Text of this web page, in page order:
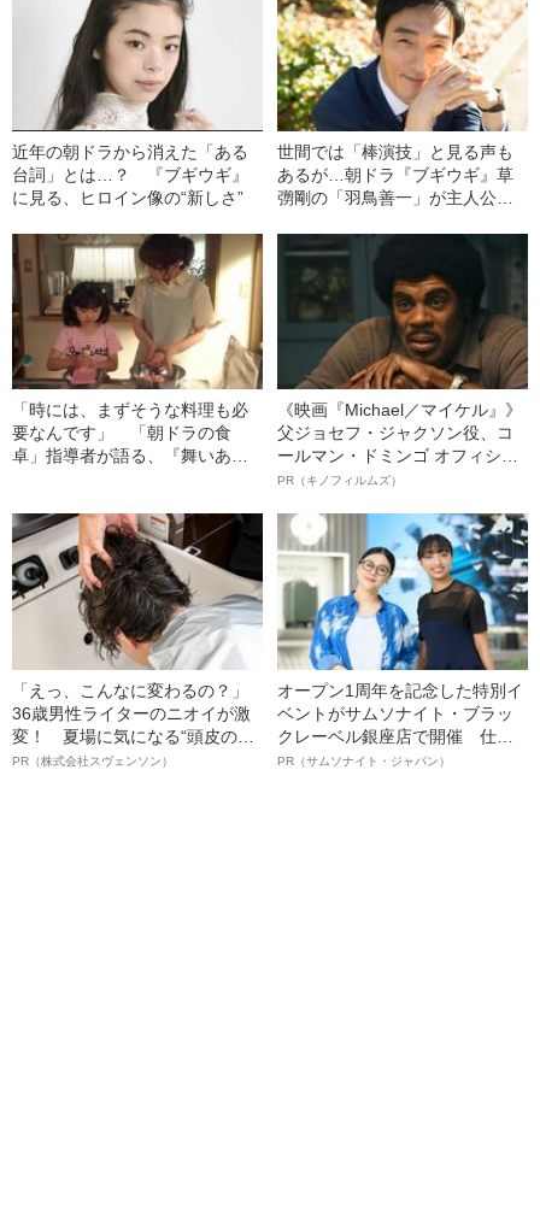
近年の朝ドラから消えた「ある
台詞」とは…？ 『ブギウギ』
に見る、ヒロイン像の“新しさ”
世間では「棒演技」と見る声も
あるが…朝ドラ『ブギウギ』草
彅剛の「羽鳥善一」が主人公に
「時には、まずそうな料理も必
要なんです」 「朝ドラの食
卓」指導者が語る、『舞いあが
《映画『Michael／マイケル』》
父ジョセフ・ジャクソン役、コ
ールマン・ドミンゴ オフィシャ
ルインタビュー“観客を魅了した
語る”《日本興収70億円突破》
PR（キノフィルムズ）
「えっ、こんなに変わるの？」
36歳男性ライターのニオイが激
変！ 夏場に気になる“頭皮のニ
オイ”や“ベタつき”を解消す
PR（株式会社スヴェンソン）
オープン1周年を記念した特別イ
ベントがサムソナイト・ブラッ
クレーベル銀座店で開催 仕事
も人生も自分らしく～笑顔あふ
PR（サムソナイト・ジャパン）